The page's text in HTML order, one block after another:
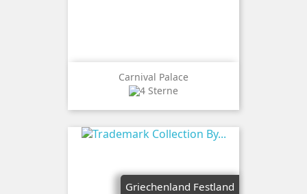
Carnival Palace
Griechenland Festland